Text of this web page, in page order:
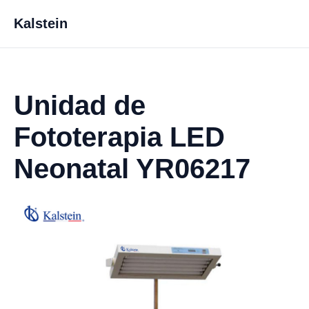
Kalstein
Unidad de
Fototerapia LED
Neonatal YR06217